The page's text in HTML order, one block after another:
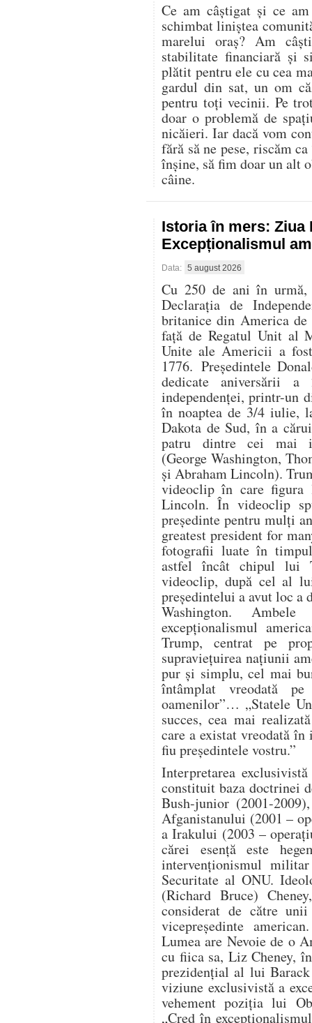
Ce am câștigat și ce
schimbat liniștea
marelui oraș? Am
stabilitate financiară și
plătit pentru ele cu cea
gardul din sat, un om
pentru toți vecinii. Pe
doar o problemă de
nicăieri. Iar dacă vom
fără să ne pese, riscăm
înșine, să fim doar un alt
câine.
Istoria în mers: Ziua
Excepționalismul
Data: 5 august 2026
Cu 250 de ani în
Declarația de
britanice din America de
față de Regatul Unit al
Unite ale Americii a
1776. Președintele
dedicate aniversării
independenței, printr-un
în noaptea de 3/4 iulie,
Dakota de Sud, în a
patru dintre cei mai
(George Washington,
și Abraham Lincoln).
videoclip în care figura
Lincoln. În videoclip
președinte pentru mulți
greatest president for
fotografii luate în
astfel încât chipul lui
videoclip, după cel al
președintelui a avut loc a
Washington.
excepționalismul
Trump, centrat pe
supraviețuirea națiunii
pur și simplu, cel mai
întâmplat vreodată
oamenilor”… „Statele
succes, cea mai
care a existat vreodată
fiu președintele vostru.”
Interpretarea
constituit baza doctrinei
Bush-junior (2001-
Afganistanului (2001 –
a Irakului (2003 –
cărei esență este
intervenționismul
Securitate al ONU.
(Richard Bruce)
considerat de către
vicepreședinte
Lumea are Nevoie de o
cu fiica sa, Liz Cheney,
prezidențial al lui Barack
viziune exclusivistă a
vehement poziția lui
„Cred în